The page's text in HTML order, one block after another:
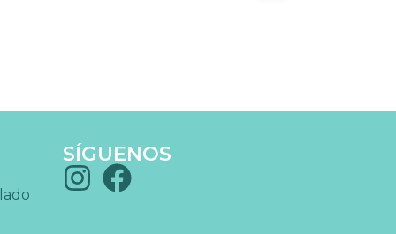
SÍGUENOS